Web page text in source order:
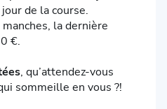
de la course.
la dernière
€.
, qu’attendez-vous
sommeille en vous ?!